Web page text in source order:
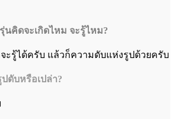
นคิดจะเกิดไหม จะรู้ไหม?
ะรู้ได้ครับ แล้วก็ความดับแห่งรูปด้วยครับ
ปดับหรือเปล่า?